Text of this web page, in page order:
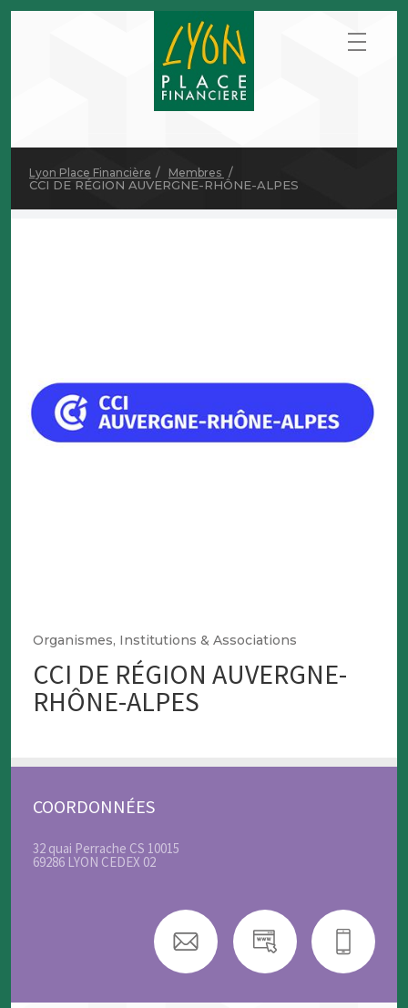
Lyon Place Financière Membres
CCI DE RÉGION AUVERGNE-RHÔNE-ALPES
Organismes, Institutions & Associations
CCI DE RÉGION AUVERGNE-
RHÔNE-ALPES
COORDONNÉES
32 quai Perrache CS 10015
69286 LYON CEDEX 02